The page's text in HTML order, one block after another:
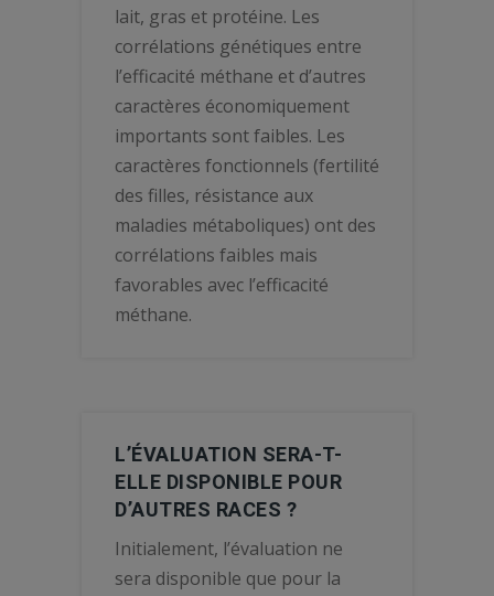
lait, gras et protéine. Les
corrélations génétiques entre
l’efficacité méthane et d’autres
caractères économiquement
importants sont faibles. Les
caractères fonctionnels (fertilité
des filles, résistance aux
maladies métaboliques) ont des
corrélations faibles mais
favorables avec l’efficacité
méthane.
L’ÉVALUATION SERA-T-
ELLE DISPONIBLE POUR
D’AUTRES RACES ?
Initialement, l’évaluation ne
sera disponible que pour la